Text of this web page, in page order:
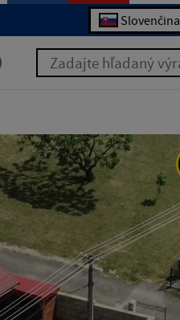
Slovenčina
Zadajte hľadaný výraz